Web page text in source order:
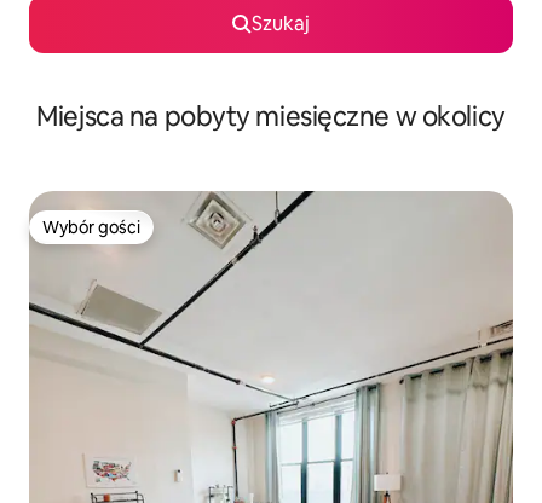
Szukaj
Miejsca na pobyty miesięczne w okolicy
Wybór gości
Wybór gości